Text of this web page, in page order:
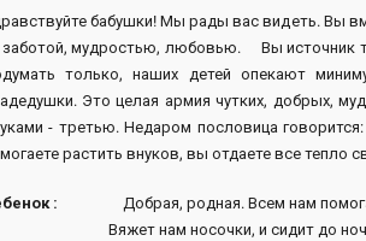
бабушки! Мы рады вас видеть. Вы
заботой, мудростью, любовью. Вы источник
только, наших детей опекают
Это целая армия чутких, добрых,
- третью. Недаром пословица
растить внуков, вы отдаете все тепло
: Добрая, родная. Всем нам
нам носочки, и сидит до